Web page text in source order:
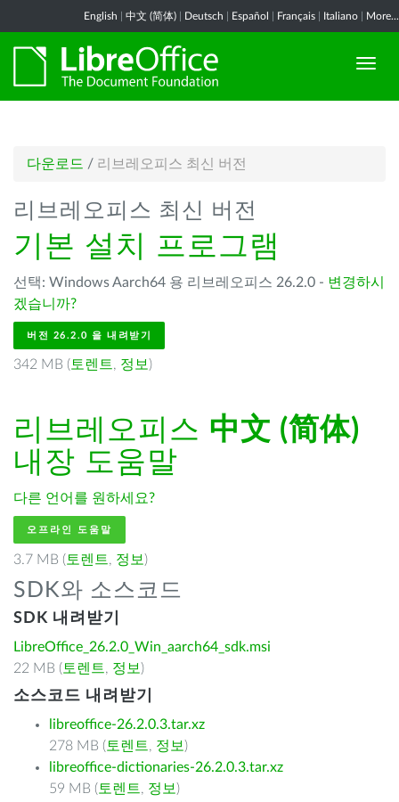
English 中文 (简体) Deutsch Español Français Italiano More...
다운로드 / 리브레오피스 최신 버전
리브레오피스 최신 버전
기본 설치 프로그램
선택: Windows Aarch64 용 리브레오피스 26.2.0 - 변경하시
겠습니까?
버전 26.2.0 을 내려받기
342 MB ( 토렌트, 정보 )
리브레오피스 中文 (简体)
내장 도움말
다른 언어를 원하세요?
오프라인 도움말
3.7 MB ( 토렌트, 정보 )
SDK와 소스코드
SDK 내려받기
LibreOffice_26.2.0_Win_aarch64_sdk.msi
22 MB ( 토렌트, 정보 )
소스코드 내려받기
libreoffice-26.2.0.3.tar.xz
278 MB ( 토렌트, 정보 )
libreoffice-dictionaries-26.2.0.3.tar.xz
59 MB ( 토렌트, 정보 )